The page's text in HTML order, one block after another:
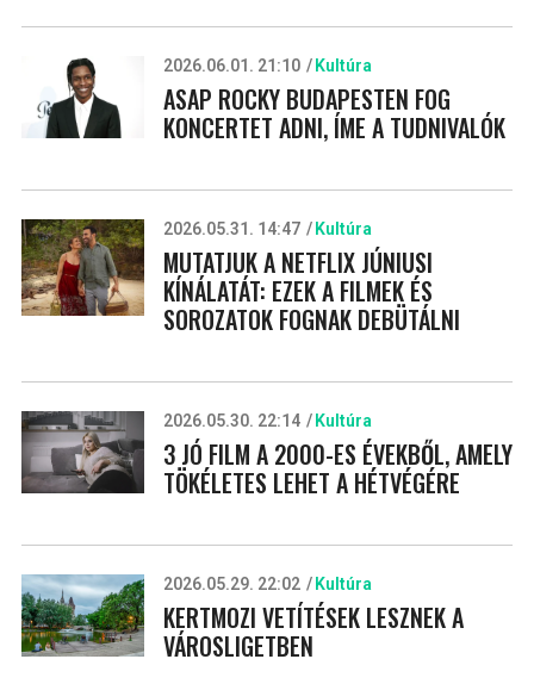
2026.06.01. 21:10 Kultúra
ASAP ROCKY BUDAPESTEN FOG
KONCERTET ADNI, ÍME A TUDNIVALÓK
2026.05.31. 14:47 Kultúra
MUTATJUK A NETFLIX JÚNIUSI
KÍNÁLATÁT: EZEK A FILMEK ÉS
SOROZATOK FOGNAK DEBÜTÁLNI
2026.05.30. 22:14 Kultúra
3 JÓ FILM A 2000-ES ÉVEKBŐL, AMELY
TÖKÉLETES LEHET A HÉTVÉGÉRE
2026.05.29. 22:02 Kultúra
KERTMOZI VETÍTÉSEK LESZNEK A
VÁROSLIGETBEN